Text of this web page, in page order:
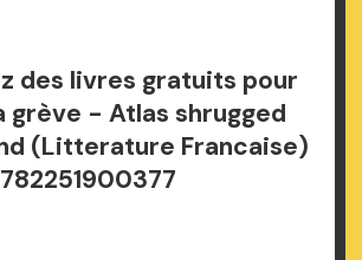
des livres gratuits pour
grève - Atlas shrugged
(Litterature Francaise)